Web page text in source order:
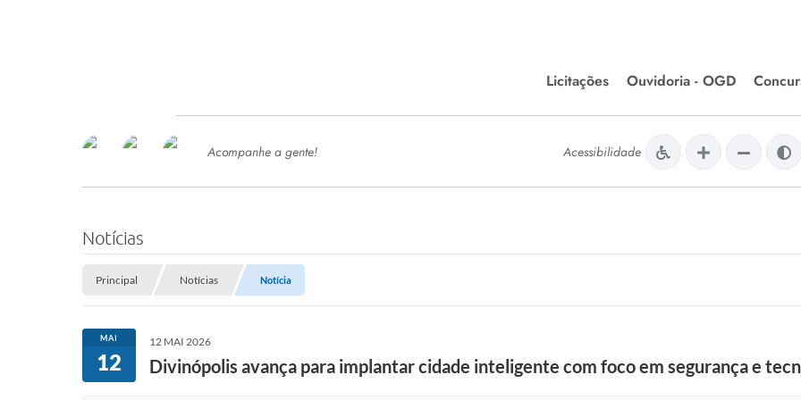
Licitações
Editais de Licitações
Chamamentos Públicos
Ouvidoria - OGD
SERVIÇOS
SEMED
Processo de Contratação -
Concursos e Processos Seletivos
Esporte
Meio Ambiente
Diário Oficial
Acompanhe a gente! Acessibilidade
Notícias
Principal Notícias Notícia
MAI
12
12 MAI 2026
Divinópolis avança para implantar cidade inteligente com foco em segurança e